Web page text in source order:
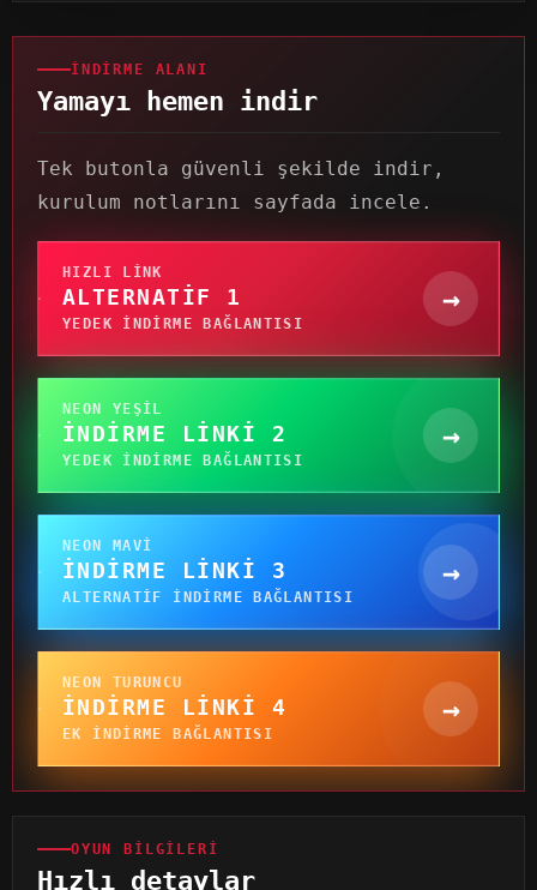
İNDIRME ALANI
Yamayı hemen indir
Tek butonla güvenli şekilde indir,
kurulum notlarını sayfada incele.
HIZLI LINK
ALTERNATIF 1
YEDEK INDIRME BAĞLANTISI
→
NEON YEŞIL
İNDIRME LINKI 2
YEDEK INDIRME BAĞLANTISI
→
NEON MAVI
İNDIRME LINKI 3
ALTERNATIF INDIRME BAĞLANTISI
→
NEON TURUNCU
İNDIRME LINKI 4
EK INDIRME BAĞLANTISI
→
OYUN BILGILERI
Hızlı detaylar